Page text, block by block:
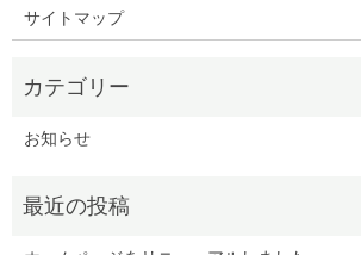
サイトマップ
お知らせ